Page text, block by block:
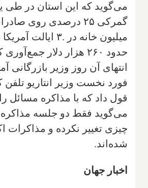
می‌گوید که این استان در طی
میلیون خانه در .۳
حدود ۲۶۰ هزار دلار
انتهای آن روز وزیر بازرگانی
فورد نخست وزیر انتاریو تلفن
قول داد که با مذاکره مسائل
می‌گوید فقط دو جلسه مذاکره
چیزی تغییر نکرده و مذاکرات
شده‌اند.
اخبار جهان